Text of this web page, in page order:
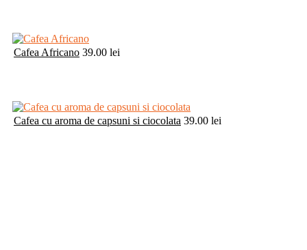
Cafea Africano 39.00 lei
Cafea cu aroma de capsuni si ciocolata 39.00 lei